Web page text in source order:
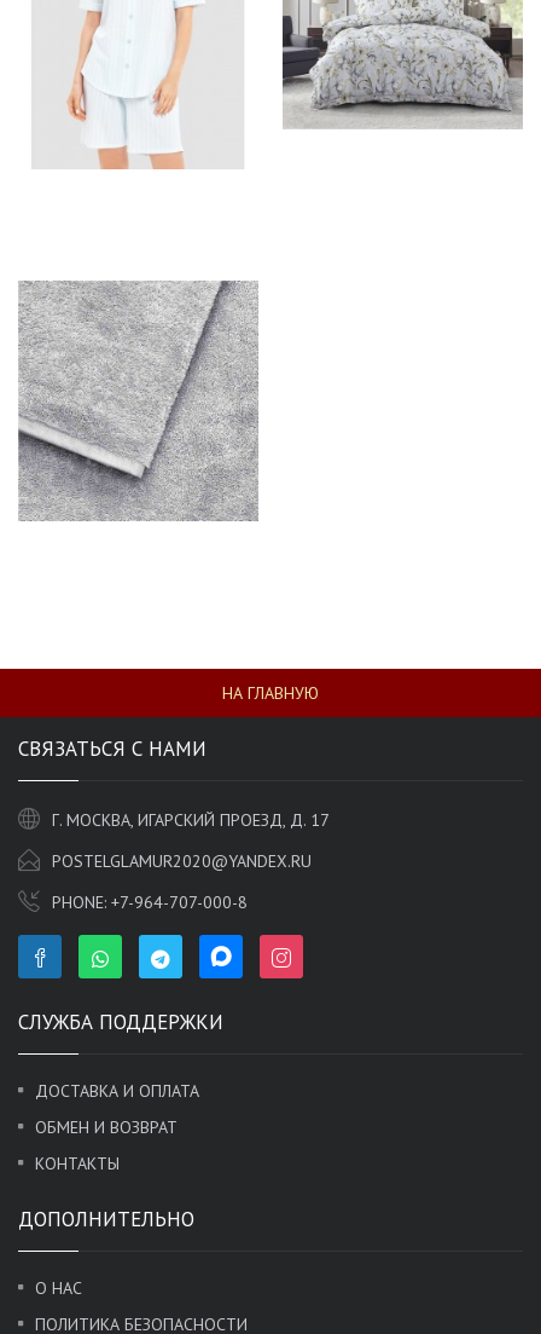
НА ГЛАВНУЮ
СВЯЗАТЬСЯ С НАМИ
Г. МОСКВА, ИГАРСКИЙ ПРОЕЗД, Д. 17
POSTELGLAMUR2020@YANDEX.RU
PHONE: +7-964-707-000-8
СЛУЖБА ПОДДЕРЖКИ
ДОСТАВКА И ОПЛАТА
ОБМЕН И ВОЗВРАТ
КОНТАКТЫ
ДОПОЛНИТЕЛЬНО
О НАС
ПОЛИТИКА БЕЗОПАСНОСТИ